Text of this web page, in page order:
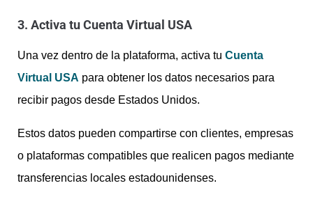
3. Activa tu Cuenta Virtual USA
Una vez dentro de la plataforma, activa tu Cuenta
Virtual USA para obtener los datos necesarios para
recibir pagos desde Estados Unidos.
Estos datos pueden compartirse con clientes, empresas
o plataformas compatibles que realicen pagos mediante
transferencias locales estadounidenses.